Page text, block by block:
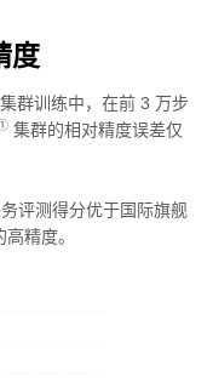
度
群训练中，在前 3 万步
集群的相对精度误差仅
评测得分优于国际旗舰
精度。